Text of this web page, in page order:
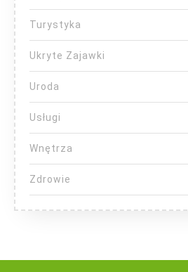
Turystyka
Ukryte Zajawki
Uroda
Usługi
Wnętrza
Zdrowie